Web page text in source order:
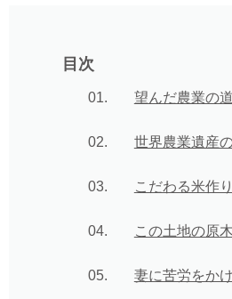
目次
望んだ農業の
世界農業遺産
こだわる米作り
この土地の原
妻に苦労をか